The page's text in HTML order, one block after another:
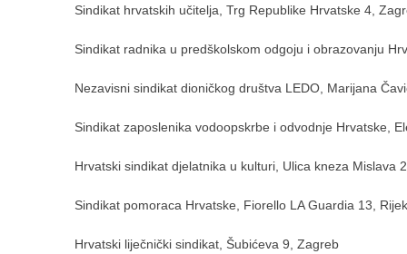
Sindikat hrvatskih učitelja, Trg Republike Hrvatske 4,
Sindikat radnika u predškolskom odgoju i obrazovanju
Nezavisni sindikat dioničkog društva LEDO, Marijana
Sindikat zaposlenika vodoopskrbe i odvodnje Hrvatske,
Hrvatski sindikat djelatnika u kulturi, Ulica kneza Mislava
Sindikat pomoraca Hrvatske, Fiorello LA Guardia 13,
Hrvatski liječnički sindikat, Šubićeva 9, Zagreb